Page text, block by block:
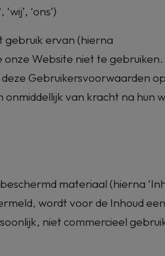
‘ons’)
gebruik ervan (hierna
Website niet te gebruiken.
Gebruikersvoorwaarden
van kracht na hun
materiaal (hierna
wordt voor de Inhoud
niet commercieel